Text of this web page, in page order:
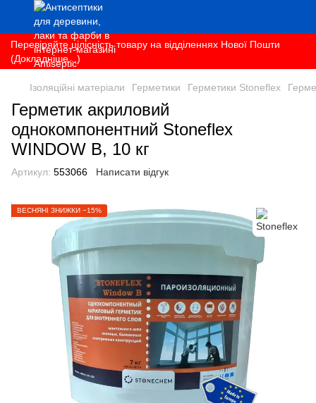
Перевіряйте цілісність товару на відділеннях Нової Пошти
(Докладніше...)
Ізоляційні матеріали Герметики Герметики Stoneflex
Герметик акриловий
однокомпонентний Stoneflex
WINDOW B, 10 кг
Артикул: 553066 Написати відгук
ВЕСНЯНІ ЗНИЖКИ −15%